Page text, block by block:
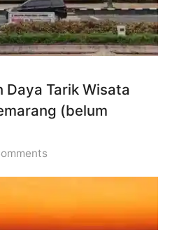
Dibawa
Pulang
Daya Tarik Wisata
(belum
dan
Daya